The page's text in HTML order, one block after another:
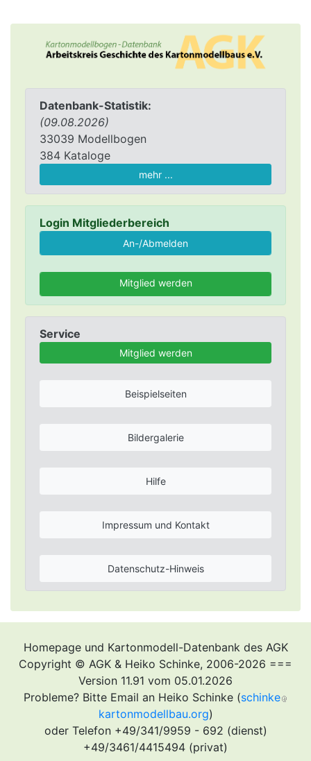
Datenbank-Statistik:
(09.08.2026)
33039 Modellbogen
384 Kataloge
mehr ...
Login Mitgliederbereich
Mitglied werden
Service
Mitglied werden
Beispielseiten
Bildergalerie
Hilfe
Impressum und Kontakt
Datenschutz-Hinweis
Homepage und Kartonmodell-Datenbank des AGK
Copyright © AGK & Heiko Schinke, 2006-2026 ===
Version 11.91 vom 05.01.2026
Probleme? Bitte Email an Heiko Schinke (schinke
kartonmodellbau.org)
oder Telefon +49/341/9959 - 692 (dienst)
+49/3461/4415494 (privat)